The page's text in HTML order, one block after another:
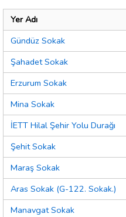
Yer Adı
Gündüz Sokak
Şahadet Sokak
Erzurum Sokak
Mina Sokak
İETT Hilal Şehir Yolu Durağı
Şehit Sokak
Maraş Sokak
Aras Sokak (G-122. Sokak.)
Manavgat Sokak